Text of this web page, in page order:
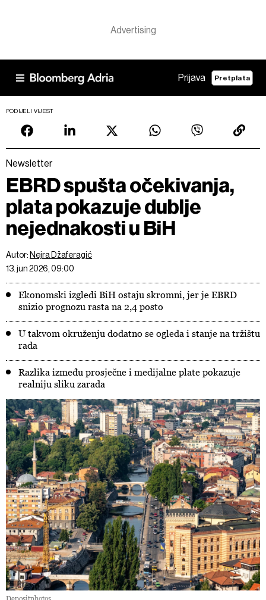
Prijava Pretplata
PODIJELI VIJEST
Newsletter
EBRD spušta očekivanja,
plata pokazuje dublje
nejednakosti u BiH
Autor: Nejra Džaferagić
13. jun 2026, 09:00
Ekonomski izgledi BiH ostaju skromni, jer je EBRD
snizio prognozu rasta na 2,4 posto
U takvom okruženju dodatno se ogleda i stanje na tržištu
rada
Razlika između prosječne i medijalne plate pokazuje
realniju sliku zarada